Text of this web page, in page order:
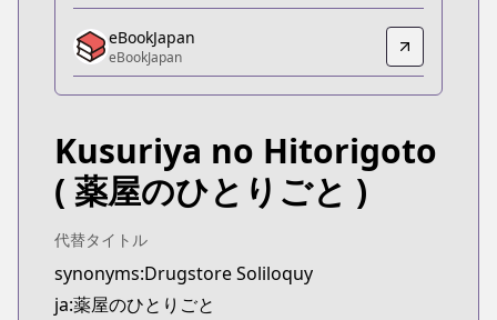
Anime-Planet
https://www.anime-planet.com/manga/kusuriya-
eBookJapan
eBookJapan
Official Raw
Official Raw
https://www.manga-up.com/titles/356
Kitsu
Kitsu
https://kitsu.app/manga/39631
CDJapan
eBookJapan
eBookJapan
Kusuriya no Hitorigoto
( 薬屋のひとりごと )
代替タイトル
synonyms:Drugstore Soliloquy
ja:薬屋のひとりごと